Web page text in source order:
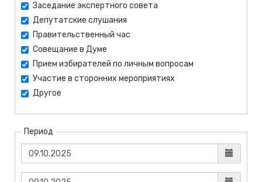
Заседание экспертного совета
Депутатские слушания
Правительственный час
Совещание в Думе
Прием избирателей по личным вопросам
Участие в сторонних мероприятиях
Другое
Период